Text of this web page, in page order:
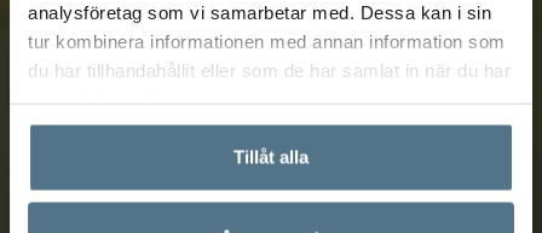
analysföretag som vi samarbetar med. Dessa kan i sin
tur kombinera informationen med annan information som
du har tillhandahållit eller som de har samlat in när du har
Tillåt alla